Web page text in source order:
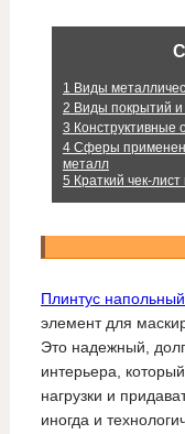
1 Виды
2 Виды покрытий и
3 Конструктивные
4Сферы
металл
5 Краткий чек-
Плинтус
элемент для
Это надежный,
интерьера,
нагрузки и
иногда и